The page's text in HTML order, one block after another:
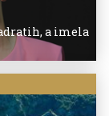
a imela